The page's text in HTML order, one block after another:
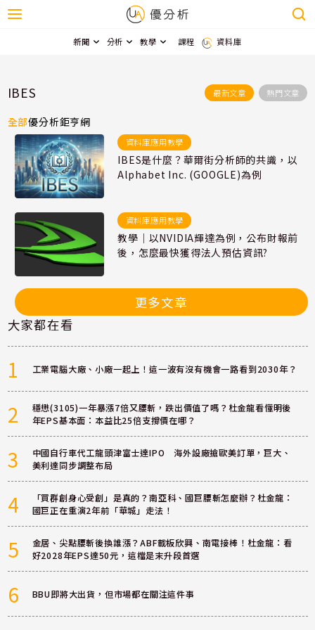
新聞 分析 教學 課程 資料庫
IBES 最新文章 熱門文章
全部優分析鉅亨網
資料庫應用教學
IBES是什麼？華爾街分析師的共識，以
Alphabet Inc. (GOOGLE)為例
資料庫應用教學
教學｜以NVIDIA輝達為例，公布財報前
後，怎麼最快獲得法人預估資訊?
更多文章
大家都在看
1 工業電腦大廠、小廠一起上！這一波有沒有機會一路看到2030年？
2
穩懋(3105)一年暴漲7倍又腰斬，跌出價值了嗎？杜金龍看懂明後
年EPS基本面：本益比25倍支撐價在哪？
3
中國自行車代工龍頭津富士達IPO 海外設廠搶歐美訂單，巨大、
美利達同步調整布局
4
「買群創身心受創」是真的？南亞科、國巨腰斬怎麼辦？杜金龍：
國巨正在重演2年前「華城」走法！
5
金居、尖點腰斬後換誰漲？ABF載板欣興、南電接棒！杜金龍：看
好2028年EPS達50元，這檔是末升段首選
6 BBU即將大出貨，但市場都在關注這件事